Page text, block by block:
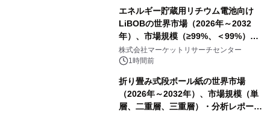
エネルギー貯蔵用リチウム電池向け
LiBOBの世界市場（2026年～2032
年）、市場規模（≥99%、＜99%）・
分析レポートを発表
株式会社マーケットリサーチセンター
1時間前
折り畳み式段ボール紙の世界市場
（2026年～2032年）、市場規模（単
層、二重層、三重層）・分析レポート